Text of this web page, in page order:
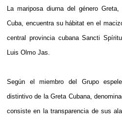
La mariposa diurna del género
Cuba, encuentra su hábitat en el
central provincia cubana Sancti
Luis Olmo Jas.
Según el miembro del Grupo
distintivo de la Greta Cubana,
consiste en la transparencia de sus